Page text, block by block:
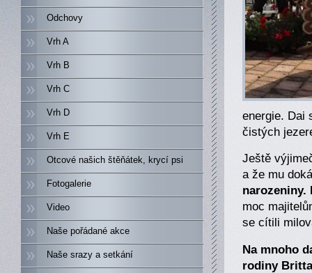
Odchovy
Vrh A
Vrh B
Vrh C
Vrh D
Vrh E
Otcové našich štěňátek, krycí psi
Fotogalerie
Video
Naše pořádané akce
Naše srazy a setkání
energie. Dai
čistých
Ještě
a že mu
narozeniny.
moc
se cítili
Na mnoho
rodiny